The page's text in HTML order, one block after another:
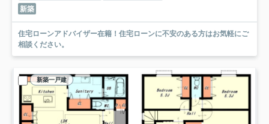
新築
住宅ローンアドバイザー在籍！住宅ローンに不安のある方はお気軽にご
相談ください。
新築一戸建